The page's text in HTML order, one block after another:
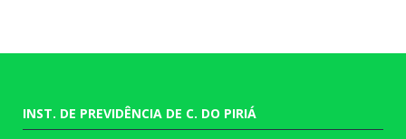
INST. DE PREVIDÊNCIA DE C. DO PIRIÁ